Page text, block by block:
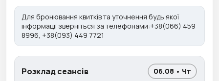
Для бронювання квитків та уточнення будь якої
інформації зверніться за телефонами:+38(066) 459
8996, +38(093) 449 7721
Розклад сеансів 06.08 • Чт